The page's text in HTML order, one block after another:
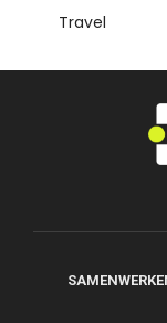
Travel